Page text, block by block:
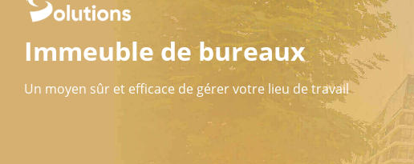
Immeuble de bureaux
Un moyen sûr et efficace de gérer votre lieu de travail